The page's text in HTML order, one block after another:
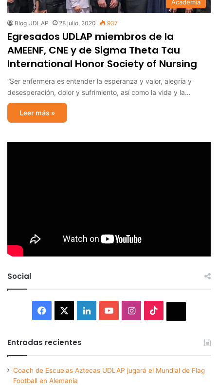
Academia
Blog UDLAP 28 julio, 2020 937
Egresados UDLAP miembros de la
AMEENF, CNE y de Sigma Theta Tau
International Honor Society of Nursing
“Ser enfermera es entender la esperanza y valor, alegría y
desesperación, dolor y sufrimiento, así como la vida y la…
Leer más »
Social
Facebook LinkedInYouTubeInstagram
Entradas recientes
Coach de Escuelas Aztecas UDLAP jugará el Mundial de Flag
Football en Alemania